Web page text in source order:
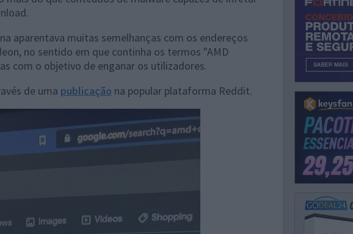
aparentava muitas semelhanças com os endereços
no sentido em que continha os termos "AMD
com o objetivo de enganar os utilizadores.
de uma publicação na popular plataforma Reddit.